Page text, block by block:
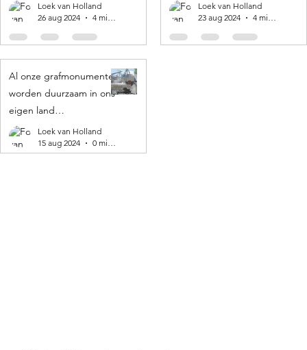
Loek van Holland
26 aug 2024
4 minuten om te lezen
Loek van Holland
23 aug 2024
4 minuten om te lezen
Al onze grafmonumenten
worden duurzaam in ons
eigen land
geproduceerd! 🌍
Loek van Holland
15 aug 2024
0 minuten om te lezen